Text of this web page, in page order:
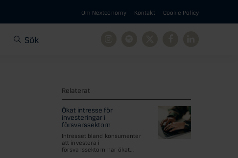
Om Nextconomy Kontakt Cookie Policy
Sök
Relaterat
Ökat intresse för
investeringar i
försvarssektorn
Intresset bland konsumenter
att investera i
försvarssektorn har ökat...